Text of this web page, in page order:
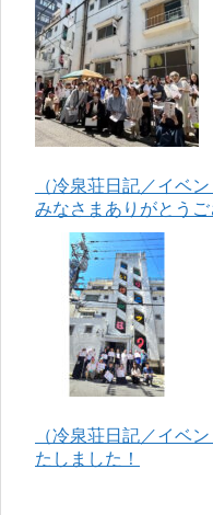
（冷泉荘日記／イベ
みなさまありがとうご
（冷泉荘日記／イベ
たしました！